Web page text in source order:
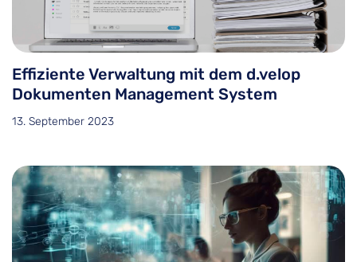
Effiziente Verwaltung mit dem d.velop
Dokumenten Management System
13. September 2023